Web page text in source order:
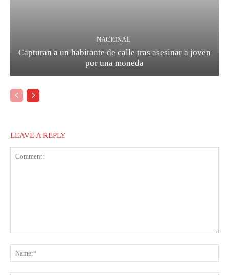
NACIONAL
Capturan a un habitante de calle tras asesinar a joven
por una moneda
LEAVE A REPLY